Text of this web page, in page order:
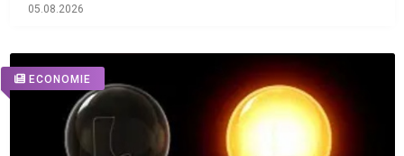
05.08.2026
ECONOMIE